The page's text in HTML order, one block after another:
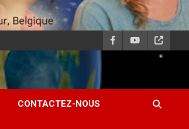
CONTACTEZ-NOUS